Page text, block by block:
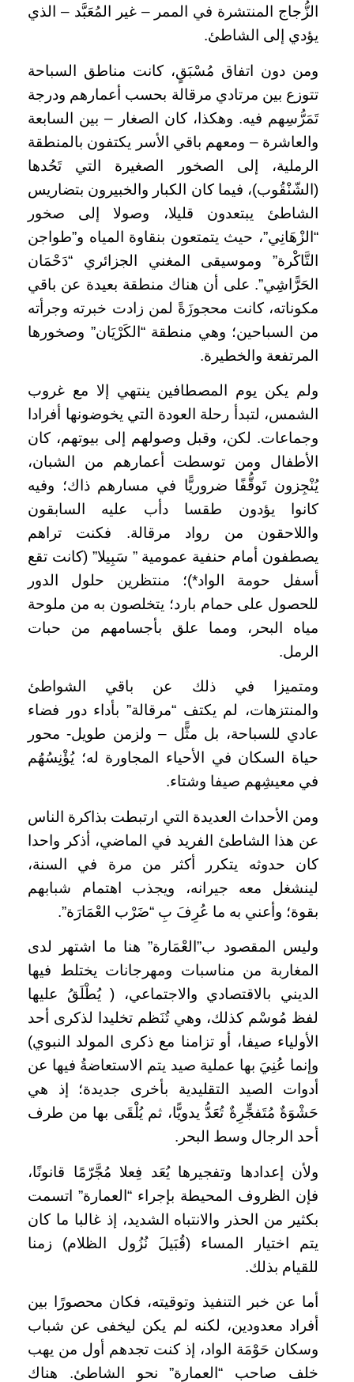
الزُّجاج المنتشرة في الممر – غير المُعَبَّد – الذي
يؤدي إلى الشاطئ.
ومن دون اتفاق مُسْبَقٍ، كانت مناطق السباحة
تتوزع بين مرتادي مرقالة بحسب أعمارهم ودرجة
تَمَرُّسِهم فيه. وهكذا، كان الصغار – بين السابعة
والعاشرة – ومعهم باقي الأسر يكتفون بالمنطقة
الرملية، إلى الصخور الصغيرة التي تَحُدها
(الشّنْقُوب)، فيما كان الكبار والخبيرون بتضاريس
الشاطئ يبتعدون قليلا، وصولا إلى صخور
“الزْهَانِي”، حيث يتمتعون بنقاوة المياه و”طواجن
التَّاكْرة” وموسيقى المغني الجزائري “دَحْمَان
الحَرًّاشِي”. على أن هناك منطقة بعيدة عن باقي
مكوناته، كانت محجوزَةً لمن زادت خبرته وجرأته
من السباحين؛ وهي منطقة “الكَرْيَان” وصخورها
المرتفعة والخطيرة.
ولم يكن يوم المصطافين ينتهي إلا مع غروب
الشمس، لتبدأ رحلة العودة التي يخوضونها أفرادا
وجماعات. لكن، وقبل وصولهم إلى بيوتهم، كان
الأطفال ومن توسطت أعمارهم من الشبان،
يُنْجِزون تَوقُّفًا ضروريًّا في مسارهم ذاك؛ وفيه
كانوا يؤدون طقسا دأب عليه السابقون
واللاحقون من رواد مرقالة. فكنت تراهم
يصطفون أمام حنفية عمومية ” سَبِيلا” (كانت تقع
أسفل حومة الواد*)؛ منتظرين حلول الدور
للحصول على حمام بارد؛ يتخلصون به من ملوحة
مياه البحر، ومما علق بأجسامهم من حبات
الرمل.
ومتميزا في ذلك عن باقي الشواطئ
والمنتزهات، لم يكتف “مرقالة” بأداء دور فضاء
عادي للسباحة، بل مثًّل – ولزمن طويل- محور
حياة السكان في الأحياء المجاورة له؛ يُؤْنِسُهُم
في معيشِهم صيفا وشتاء.
ومن الأحداث العديدة التي ارتبطت بذاكرة الناس
عن هذا الشاطئ الفريد في الماضي، أذكر واحدا
كان حدوثه يتكرر أكثر من مرة في السنة،
لينشغل معه جيرانه، ويجذب اهتمام شبابهم
بقوة؛ وأعني به ما عُرِفَ بِ “ضَرْب العْمَارَة”.
وليس المقصود ب”العْمَارة” هنا ما اشتهر لدى
المغاربة من مناسبات ومهرجانات يختلط فيها
الديني بالاقتصادي والاجتماعي، ( يُطْلَقُ عليها
لفظ مُوسْم كذلك، وهي تُنَظم تخليدا لذكرى أحد
الأولياء صيفا، أو تزامنا مع ذكرى المولد النبوي)
وإنما عُنِيَ بها عملية صيد يتم الاستعاضةُ فيها عن
أدوات الصيد التقليدية بأخرى جديدة؛ إذ هي
حَشْوَةٌ مُتَفجٍّرِةٌ تُعَدُّ يدويًّا، ثم يُلْقَى بها من طرف
أحد الرجال وسط البحر.
ولأن إعدادها وتفجيرها يُعَد فِعلا مُجَّرّمًا قانونًا،
فإن الظروف المحيطة بإجراء “العمارة” اتسمت
بكثير من الحذر والانتباه الشديد، إذ غالبا ما كان
يتم اختيار المساء (قُبَيلَ نُزُول الظلام) زمنا
للقيام بذلك.
أما عن خبر التنفيذ وتوقيته، فكان محصورًا بين
أفراد معدودين، لكنه لم يكن ليخفى عن شباب
وسكان حَوْمَة الواد، إذ كنت تجدهم أول من يهب
خلف صاحب “العمارة” نحو الشاطئ. هناك